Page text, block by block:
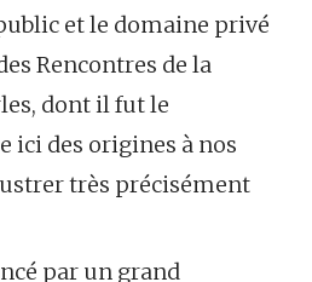
et le domaine privé
Rencontres de la
dont il fut le
ici des origines à nos
très précisément
par un grand